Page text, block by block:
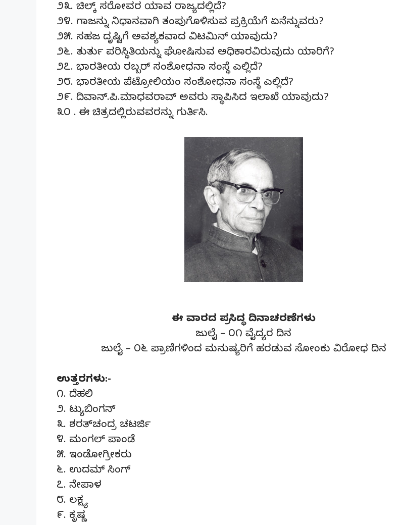
೨೩. ಚಿಲ್ಕ್ ಸರೋವರ ಯಾವ ರಾಜ್ಯದಲ್ಲಿದೆ?
೨೪. ಗಾಜನ್ನು ನಿಧಾನವಾಗಿ ತಂಪುಗೊಳಿಸುವ ಪ್ರಕ್ರಿಯೆಗೆ ಏನೆನ್ನುವರು?
೨೫. ಸಹಜ ದೃಷ್ಟಿಗೆ ಅವಶ್ಯಕವಾದ ವಿಟಮಿನ್ ಯಾವುದು?
೨೬. ತುರ್ತು ಪರಿಸ್ಥಿತಿಯನ್ನು ಘೋಷಿಸುವ ಅಧಿಕಾರವಿರುವುದು ಯಾರಿಗೆ?
೨೭. ಭಾರತೀಯ ರಬ್ಬರ್ ಸಂಶೋಧನಾ ಸಂಸ್ಥೆ ಎಲ್ಲಿದೆ?
೨೮. ಭಾರತೀಯ ಪೆಟ್ರೋಲಿಯಂ ಸಂಶೋಧನಾ ಸಂಸ್ಥೆ ಎಲ್ಲಿದೆ?
೨೯. ದಿವಾನ್.ಪಿ.ಮಾಧವರಾವ್ ಅವರು ಸ್ಥಾಪಿಸಿದ ಇಲಾಖೆ ಯಾವುದು?
೩೦ . ಈ ಚಿತ್ರದಲ್ಲಿರುವವರನ್ನು ಗುರ್ತಿಸಿ.
ಈ ವಾರದ ಪ್ರಸಿದ್ಧ ದಿನಾಚರಣೆಗಳು
ಜುಲೈ – ೦೧ ವೈದ್ಯರ ದಿನ
ಜುಲೈ – ೦೬ ಪ್ರಾಣಿಗಳಿಂದ ಮನುಷ್ಯರಿಗೆ ಹರಡುವ ಸೋಂಕು ವಿರೋಧ ದಿನ
ಉತ್ತರಗಳು:-
೧. ದೆಹಲಿ
೨. ಟ್ಯುಬಿಂಗನ್
೩. ಶರತ್‌ಚಂದ್ರ ಚಟರ್ಜಿ
೪. ಮಂಗಲ್ ಪಾಂಡೆ
೫. ಇಂಡೋಗ್ರೀಕರು
೬. ಉದಮ್ ಸಿಂಗ್
೭. ನೇಪಾಳ
೮. ಲಕ್ಷ್ಯ
೯. ಕೃಷ್ಣ